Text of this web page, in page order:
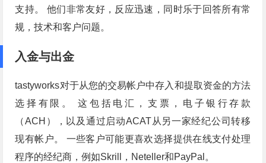
支持。 他们非常友好，反应迅速，同时乐于回答所有常
规，技术和客户问题。
入金与出金
tastyworks对于从您的交易帐户中存入和提取资金的方法
选择有限。 这包括电汇，支票，电子银行存款
（ACH），以及通过启动ACAT从另一家经纪公司转移
现有帐户。 一些客户可能更喜欢选择提供在线支付处理
程序的经纪商，例如Skrill，Neteller和PayPal。